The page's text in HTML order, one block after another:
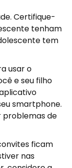
Certifique-
tenham
tem
usar o
e seu filho
smartphone.
problemas de
ficam
nas